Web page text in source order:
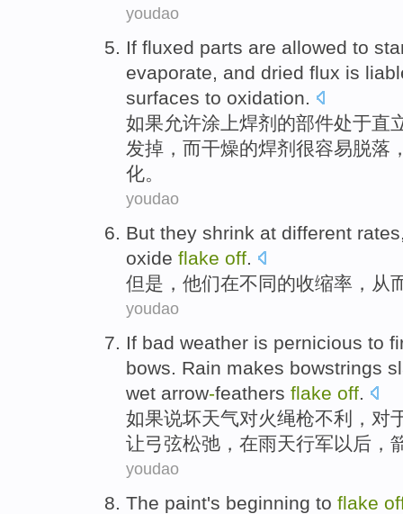
youdao
If fluxed parts are allowed to
evaporate, and dried flux is
surfaces to oxidation.
如果允许涂上焊剂 的部件处于直
发掉 ， 而干燥的焊剂 很容易脱落
化。
youdao
But they shrink at different
oxide flake off.
但是 ， 他们在不同的收缩率 ， 从
youdao
If bad weather is pernicious to
bows. Rain makes bowstrings
wet arrow-feathers flake off.
如果说坏天气对火绳枪不利，对
让弓弦松弛 ， 在雨天行军以后 ，
youdao
The paint's beginning to flake